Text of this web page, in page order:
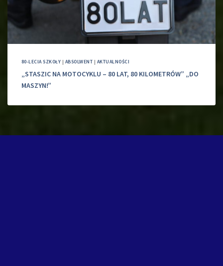
80-LECIA SZKOŁY | ABSOLWENT | AKTUALNOŚCI
„STASZIC NA MOTOCYKLU – 80 LAT, 80 KILOMETRÓW” „DO
MASZYN!”